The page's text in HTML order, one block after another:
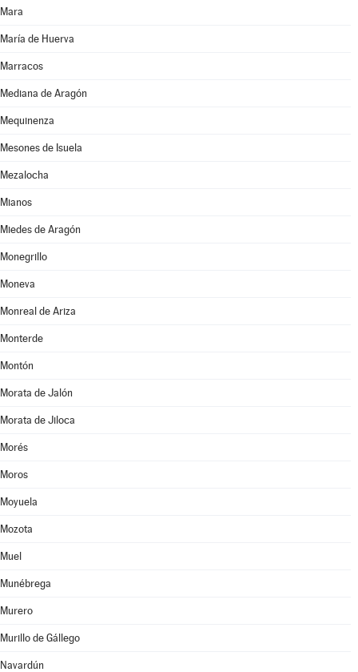
Mara
María de Huerva
Marracos
Mediana de Aragón
Mequinenza
Mesones de Isuela
Mezalocha
Mianos
Miedes de Aragón
Monegrillo
Moneva
Monreal de Ariza
Monterde
Montón
Morata de Jalón
Morata de Jiloca
Morés
Moros
Moyuela
Mozota
Muel
Munébrega
Murero
Murillo de Gállego
Navardún